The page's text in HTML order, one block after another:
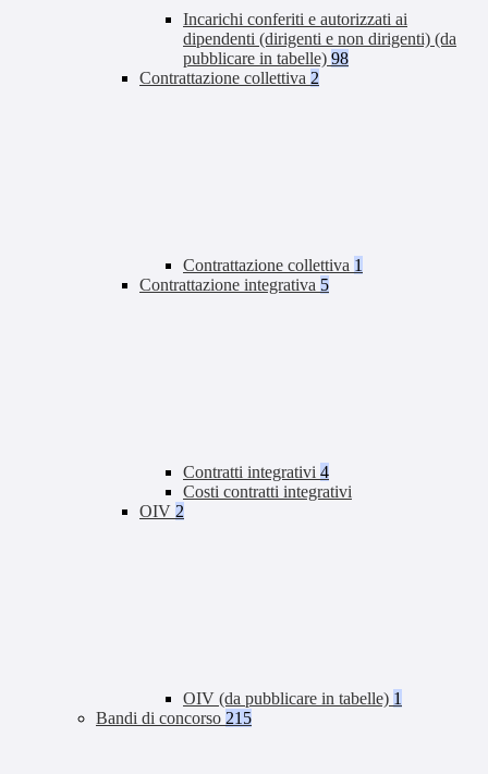
Incarichi conferiti e autorizzati ai
dipendenti (dirigenti e non dirigenti) (da
pubblicare in tabelle) 98
Contrattazione collettiva 2
Contrattazione collettiva 1
Contrattazione integrativa 5
Contratti integrativi 4
Costi contratti integrativi
OIV 2
OIV (da pubblicare in tabelle) 1
Bandi di concorso 215